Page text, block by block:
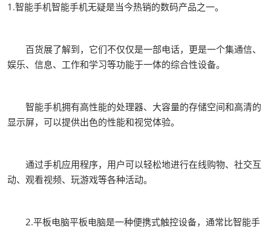
1.智能手机智能手机无疑是当今热销的数码产品之一。
百货展了解到，它们不仅仅是一部电话，更是一个集通信、
娱乐、信息、工作和学习等功能于一体的综合性设备。
智能手机拥有高性能的处理器、大容量的存储空间和高清的
显示屏，可以提供出色的性能和视觉体验。
通过手机应用程序，用户可以轻松地进行在线购物、社交互
动、观看视频、玩游戏等各种活动。
2.平板电脑平板电脑是一种便携式触控设备，通常比智能手